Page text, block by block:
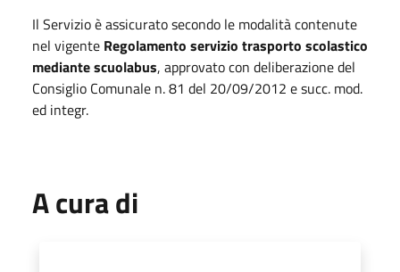
Il Servizio è assicurato secondo le modalità contenute
nel vigente Regolamento servizio trasporto scolastico
mediante scuolabus, approvato con deliberazione del
Consiglio Comunale n. 81 del 20/09/2012 e succ. mod.
ed integr.
A cura di